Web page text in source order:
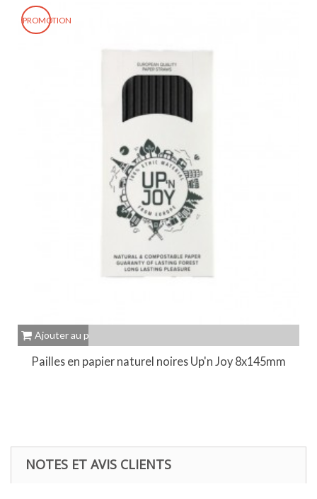
PROMOTION
Ajouter au panier
Pailles en papier naturel noires Up'n Joy 8x145mm
NOTES ET AVIS CLIENTS